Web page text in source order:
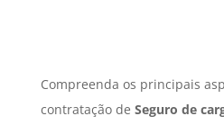
Compreenda os principais
contratação de Seguro de